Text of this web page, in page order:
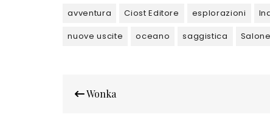
avventura
Ciost Editore esplorazioni
nuove uscite
oceano saggistica
Navigazione
Wonka